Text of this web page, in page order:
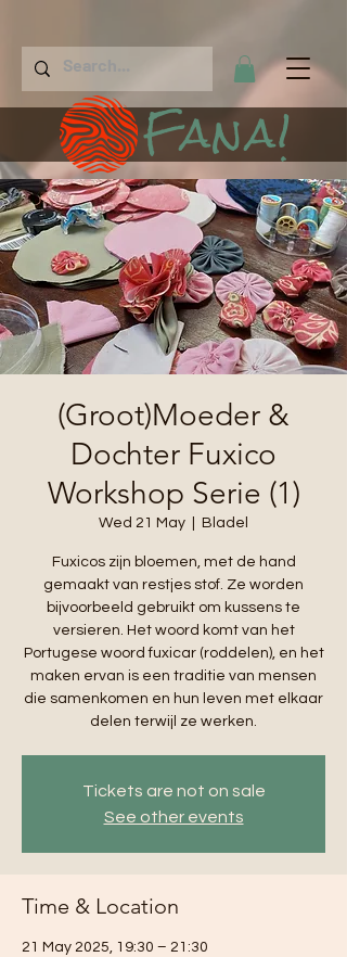
Fana!
(Groot)Moeder &
Dochter Fuxico
Workshop Serie (1)
Wed 21 May Bladel
Fuxicos zijn bloemen, met de hand
gemaakt van restjes stof. Ze worden
bijvoorbeeld gebruikt om kussens te
versieren. Het woord komt van het
Portugese woord fuxicar (roddelen), en het
maken ervan is een traditie van mensen
die samenkomen en hun leven met elkaar
delen terwijl ze werken.
Tickets are not on sale
See other events
Time & Location
21 May 2025, 19:30 – 21:30